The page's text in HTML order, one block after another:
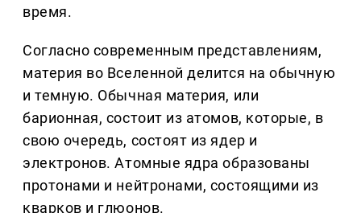
время.
Согласно современным представлениям,
материя во Вселенной делится на обычную
и темную. Обычная материя, или
барионная, состоит из атомов, которые, в
свою очередь, состоят из ядер и
электронов. Атомные ядра образованы
протонами и нейтронами, состоящими из
кварков и глюонов.